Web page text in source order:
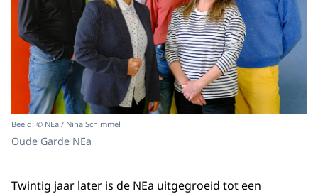
Beeld: © NEa / Nina Schimmel
Oude Garde NEa
Twintig jaar later is de NEa uitgegroeid tot een